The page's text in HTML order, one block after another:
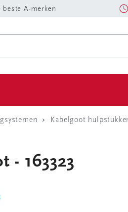
beste A-merken
Kabelgoot
- 163323